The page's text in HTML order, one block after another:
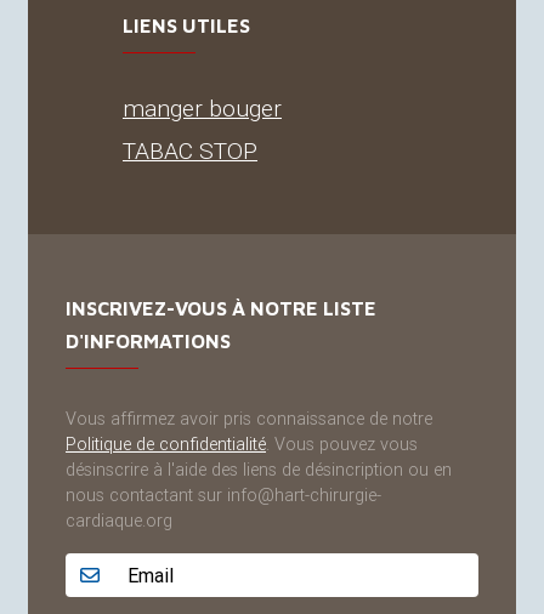
LIENS UTILES
manger bouger
TABAC STOP
INSCRIVEZ-VOUS À NOTRE LISTE
D'INFORMATIONS
Vous affirmez avoir pris connaissance de notre
Politique de confidentialité. Vous pouvez vous
désinscrire à l'aide des liens de désincription ou en
nous contactant sur info@hart-chirurgie-
cardiaque.org
Adresse email...